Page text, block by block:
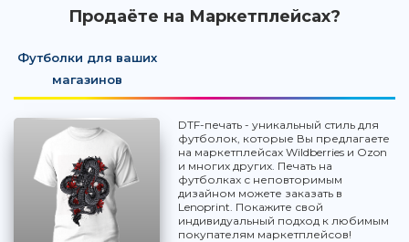
Продаёте на Маркетплейсах?
Футболки для ваших
магазинов
DTF-печать - уникальный стиль для
футболок, которые Вы предлагаете
на маркетплейсах Wildberries и Ozon
и многих других. Печать на
футболках с неповторимым
дизайном можете заказать в
Lenoprint. Покажите свой
индивидуальный подход к любимым
покупателям маркетплейсов!